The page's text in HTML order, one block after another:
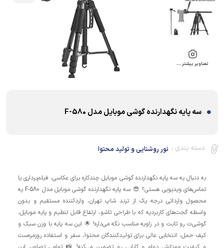
تصاویر بیشتر …
سه پایه نگهدارنده گوشی موبایل مدل F-580
دسته بندی : نور روشنایی و تولید محتوا
به دنبال یه سه پایه نگهدارنده گوشی موبایل چندکاره برای عکاسی، فیلم‌برداری یا
تماس‌های ویدیویی هستی؟ 😎 سه پایه نگهدارنده گوشی موبایل مدل F-580 یه
محصول وارداتی درجه یک از ترند شاپ تهران، واردکننده مستقیم و بدون
واسطه گجت‌های کاربردیه که با طراحی تاشو، ارتفاع قابل تنظیم و پایه موبایل،
گوشی‌ت رو ثابت و در زاویه مناسب نگه می‌داره! 🌟 این سه پایه با وزن سبک و
کیف حمل، انتخابی عالی برای تولیدکنندگان محتوا، سفر و استفاده روزمره‌ست